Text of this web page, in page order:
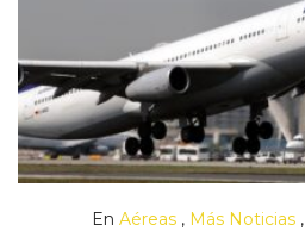
En Aéreas, Más Noticias,